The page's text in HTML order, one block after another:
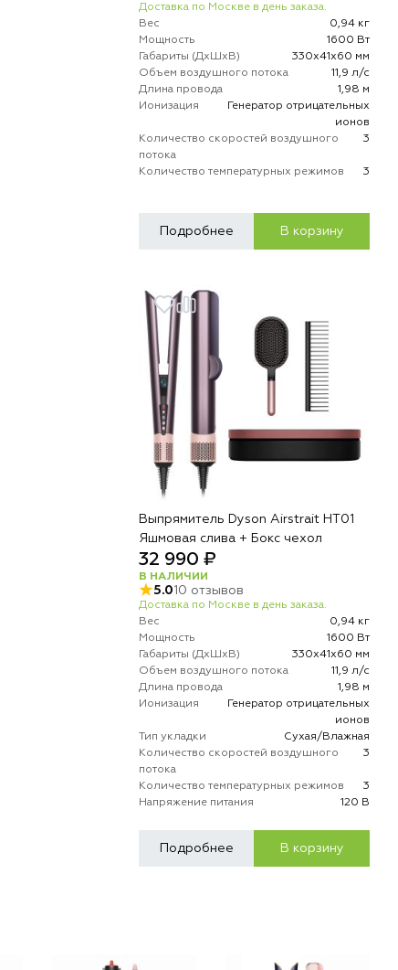
Доставка по Москве в день заказа.
Вес
0,94 кг
Мощность
1600 Вт
Габариты (ДхШхВ)
330х41х60 мм
Объем воздушного потока
11,9 л/с
Длина провода
1,98 м
Ионизация
Генератор отрицательных
ионов
Количество скоростей воздушного
потока
3
Количество температурных режимов 3
Подробнее В корзину
Выпрямитель Dyson Airstrait HT01
Яшмовая слива + Бокс чехол
32 990 ₽
В НАЛИЧИИ
5.010 отзывов
Доставка по Москве в день заказа.
Вес
0,94 кг
Мощность
1600 Вт
Габариты (ДхШхВ)
330х41х60 мм
Объем воздушного потока
11,9 л/с
Длина провода
1,98 м
Ионизация
Генератор отрицательных
ионов
Тип укладки
Сухая/Влажная
Количество скоростей воздушного
потока
3
Количество температурных режимов
3
Напряжение питания
120 В
Подробнее В корзину